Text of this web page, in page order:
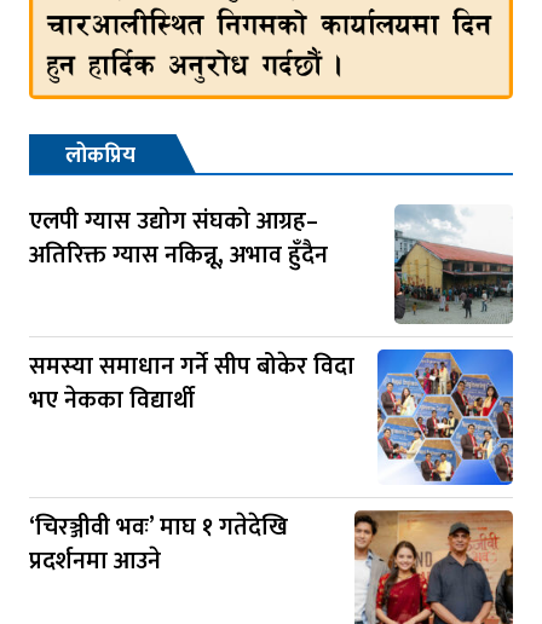
लोकप्रिय
एलपी ग्यास उद्योग संघको आग्रह–
अतिरिक्त ग्यास नकिन्नू, अभाव हुँदैन
समस्या समाधान गर्ने सीप बोकेर विदा
भए नेकका विद्यार्थी
‘चिरञ्जीवी भवः’ माघ १ गतेदेखि
प्रदर्शनमा आउने